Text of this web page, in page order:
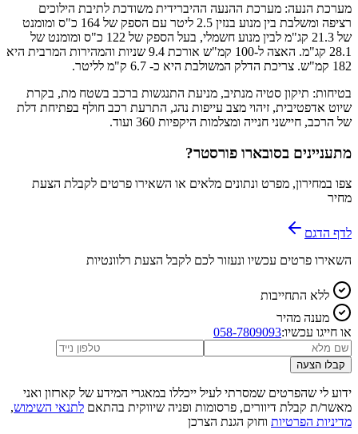
מערכת הנעה: מערכת ההנעה ההיברידית משודכת לתיבת הילוכים
רציפה ומשלבת בין מנוע בנזין 2.5 ליטר עם הספק של 164 כ"ס ומומנט
של 21.3 קג"מ לבין מנוע חשמלי, בעל הספק של 122 כ"ס ומומנט של
28.1 קג"מ. האצה ל-100 קמ"ש אורכת 9.4 שניות והמהירות המרבית היא
182 קמ"ש. צריכת הדלק המשולבת היא כ- 6.7 ק"מ לליטר.
בטיחות: תיקון סטיה מנתיב, מניעת התנגשות ברכב בשטח מת, בקרת
שיוט אדפטיבית, זיהוי מצב עייפות נהג, התרעת רכב חולף בפתיחת דלת
של הרכב, חיישני חנייה ומצלמות היקפיות 360 ועוד.
מתעניינים בסובארו פורסטר?
צפו במחירון, מפרט ונתונים מלאים או השאירו פרטים לקבלת הצעת
מחיר
לדף הדגם
השאירו פרטים עכשיו ונעזור לכם לקבל הצעת רלוונטיות
ללא התחייבות
מענה מהיר
או חייגו עכשיו:058-7809093
קבלו הצעה
ידוע לי שהפרטים שמסרתי לעיל ייכללו במאגרי המידע של קארזון ואני
מאשר/ת קבלת דיוורים, פרסומות ופניה שיווקית בהתאם לתנאי השימוש,
מדיניות הפרטיות וחוק הגנת הצרכן